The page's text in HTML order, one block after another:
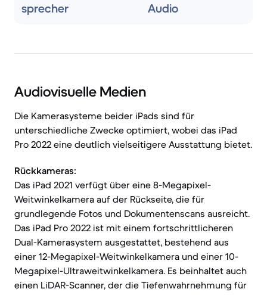
sprecher
Audio
Audiovisuelle Medien
Die Kamerasysteme beider iPads sind für
unterschiedliche Zwecke optimiert, wobei das iPad
Pro 2022 eine deutlich vielseitigere Ausstattung bietet.
Rückkameras:
Das iPad 2021 verfügt über eine 8-Megapixel-
Weitwinkelkamera auf der Rückseite, die für
grundlegende Fotos und Dokumentenscans ausreicht.
Das iPad Pro 2022 ist mit einem fortschrittlicheren
Dual-Kamerasystem ausgestattet, bestehend aus
einer 12-Megapixel-Weitwinkelkamera und einer 10-
Megapixel-Ultraweitwinkelkamera. Es beinhaltet auch
einen LiDAR-Scanner, der die Tiefenwahrnehmung für